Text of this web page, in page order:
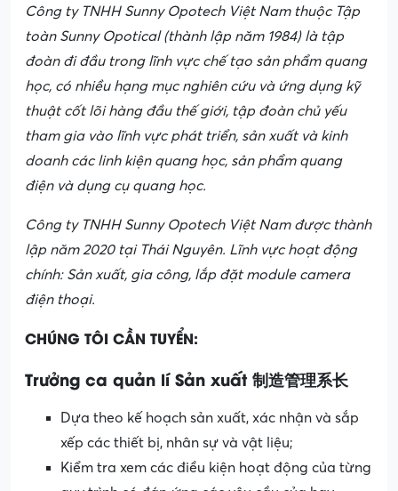
Công ty TNHH Sunny Opotech Việt Nam thuộc Tập
toàn Sunny Opotical (thành lập năm 1984) là tập
đoàn đi đầu trong lĩnh vực chế tạo sản phẩm quang
học, có nhiều hạng mục nghiên cứu và ứng dụng kỹ
thuật cốt lõi hàng đầu thế giới, tập đoàn chủ yếu
tham gia vào lĩnh vực phát triển, sản xuất và kinh
doanh các linh kiện quang học, sản phẩm quang
điện và dụng cụ quang học.
Công ty TNHH Sunny Opotech Việt Nam được thành
lập năm 2020 tại Thái Nguyên. Lĩnh vực hoạt động
chính: Sản xuất, gia công, lắp đặt module camera
điện thoại.
CHÚNG TÔI CẦN TUYỂN:
Trưởng ca quản lí Sản xuất 制造管理系长
Dựa theo kế hoạch sản xuất, xác nhận và sắp
xếp các thiết bị, nhân sự và vật liệu;
Kiểm tra xem các điều kiện hoạt động của từng